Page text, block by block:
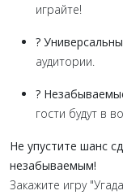
играйте!
?
аудитории.
?
гости будут в
Не упустите шанс
незабываемым!
Закажите игру